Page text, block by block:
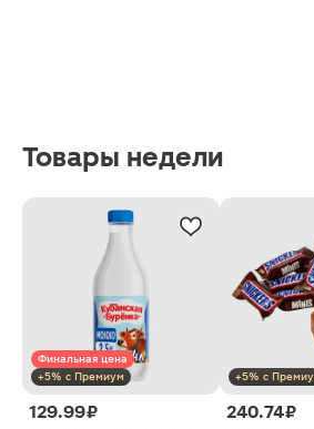
Товары недели
Финальная цена
+5% с Премиум
129.99 ₽
+5% с
240.74 ₽